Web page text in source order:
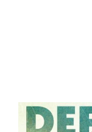
Central